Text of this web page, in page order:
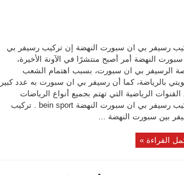
رسيفر بي ان سبورت النهضة إن تركيب رسيفر بي
سبورت النهضة أمر أصبح منتشرًا في الآونة الأخيرة،
الرسيفر بي ان سبورت، بسبب اهتمام الشعب
بالرياضة، كما أن رسيفر بي ان سبورت به عدد كبير
الرياضية التي تهتم بجميع أنواع الرياضات
تركيب رسيفر بي ان سبورت النهضة bein sport . تركيب
بين سبورت النهضة ...
القراءة »